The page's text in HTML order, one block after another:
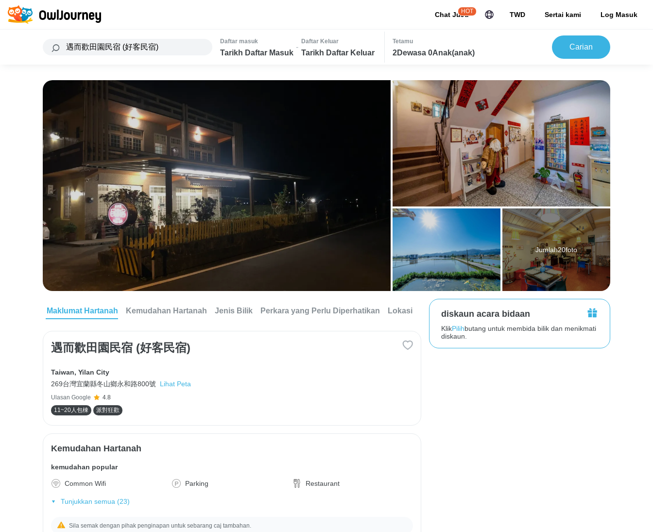
Chat JuJu
HOT TWD Sertai kami Log Masuk
Daftar masuk
Tarikh Daftar Masuk
-
Daftar Keluar
Tarikh Daftar Keluar
Tetamu
2Dewasa 0Anak(anak)
Carian
Jumlah20foto
Maklumat Hartanah Kemudahan Hartanah Jenis Bilik Perkara yang Perlu Diperhatikan Lokasi
遇而歡田園民宿 (好客民宿)
Taiwan, Yilan City
269台灣宜蘭縣冬山鄉永和路800號
Lihat Peta
Ulasan Google
4.8
11~20人包棟
派對狂歡
Kemudahan Hartanah
kemudahan popular
Common Wifi Parking Restaurant
Tunjukkan semua (23)
Sila semak dengan pihak penginapan untuk sebarang caj tambahan.
diskaun acara bidaan
KlikPilihbutang untuk membida bilik dan menikmati
diskaun.